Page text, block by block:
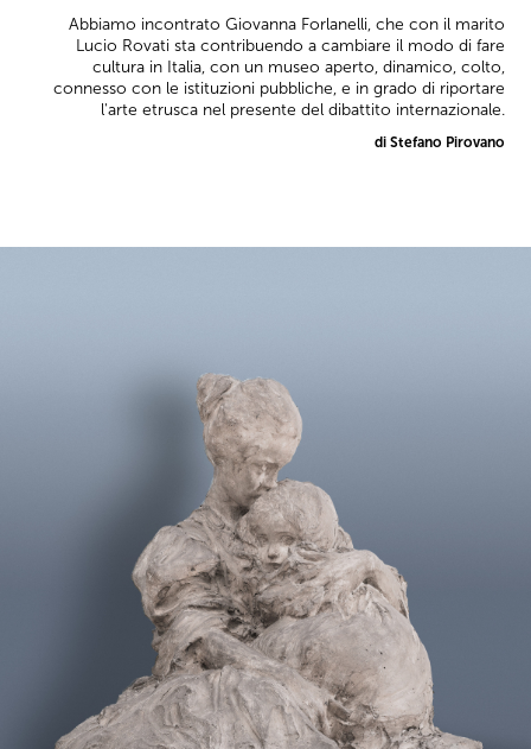
Abbiamo incontrato Giovanna Forlanelli, che con il marito
Lucio Rovati sta contribuendo a cambiare il modo di fare
cultura in Italia, con un museo aperto, dinamico, colto,
connesso con le istituzioni pubbliche, e in grado di riportare
l'arte etrusca nel presente del dibattito internazionale.
di Stefano Pirovano